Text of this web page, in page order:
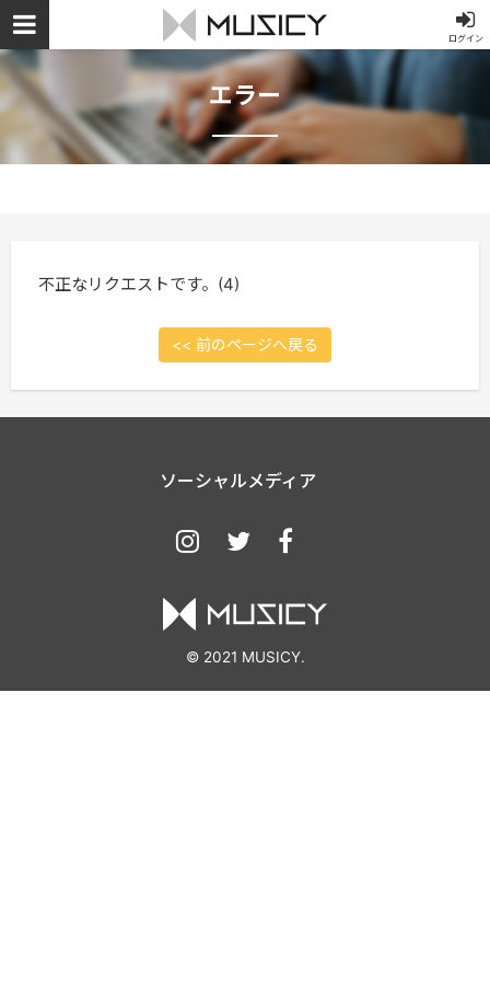
ログイン
エラー
不正なリクエストです。(4)
<< 前のページへ戻る
ソーシャルメディア
© 2021 MUSICY.